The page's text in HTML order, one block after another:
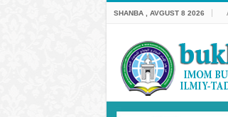
SHANBA , AVGUST 8 2026